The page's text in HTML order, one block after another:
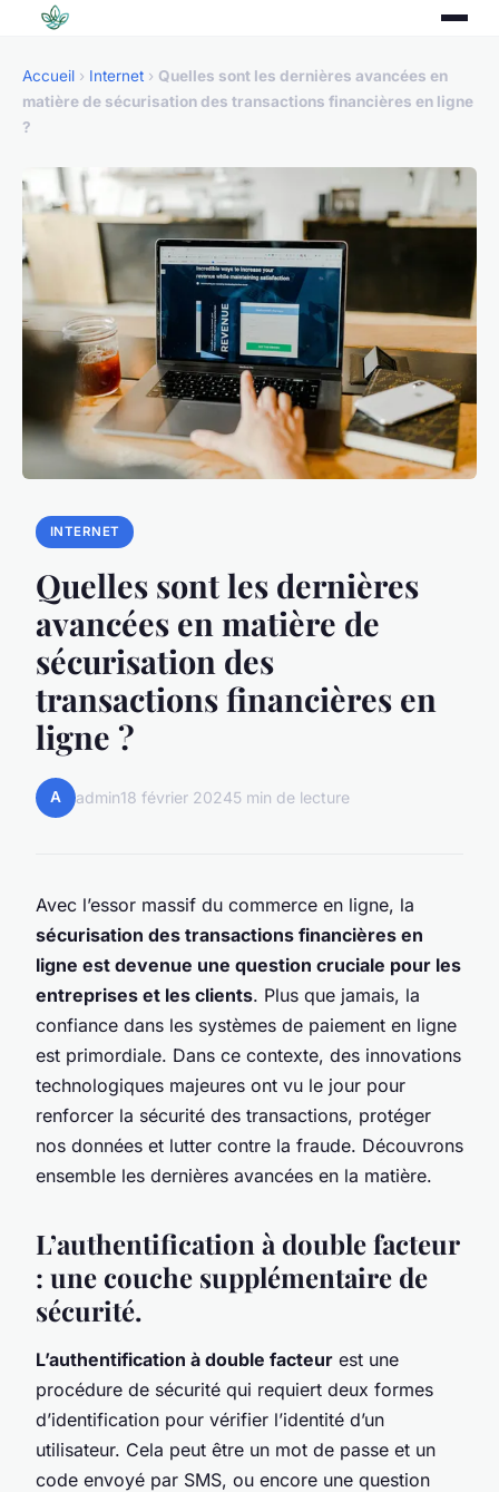
Accueil › Internet › Quelles sont les dernières avancées en
matière de sécurisation des transactions financières en ligne
?
INTERNET
Quelles sont les dernières
avancées en matière de
sécurisation des
transactions financières en
ligne ?
A admin18 février 20245 min de lecture
Avec l’essor massif du commerce en ligne, la
sécurisation des transactions financières en
ligne est devenue une question cruciale pour les
entreprises et les clients. Plus que jamais, la
confiance dans les systèmes de paiement en ligne
est primordiale. Dans ce contexte, des innovations
technologiques majeures ont vu le jour pour
renforcer la sécurité des transactions, protéger
nos données et lutter contre la fraude. Découvrons
ensemble les dernières avancées en la matière.
L’authentification à double facteur
: une couche supplémentaire de
sécurité.
L’authentification à double facteur est une
procédure de sécurité qui requiert deux formes
d’identification pour vérifier l’identité d’un
utilisateur. Cela peut être un mot de passe et un
code envoyé par SMS, ou encore une question